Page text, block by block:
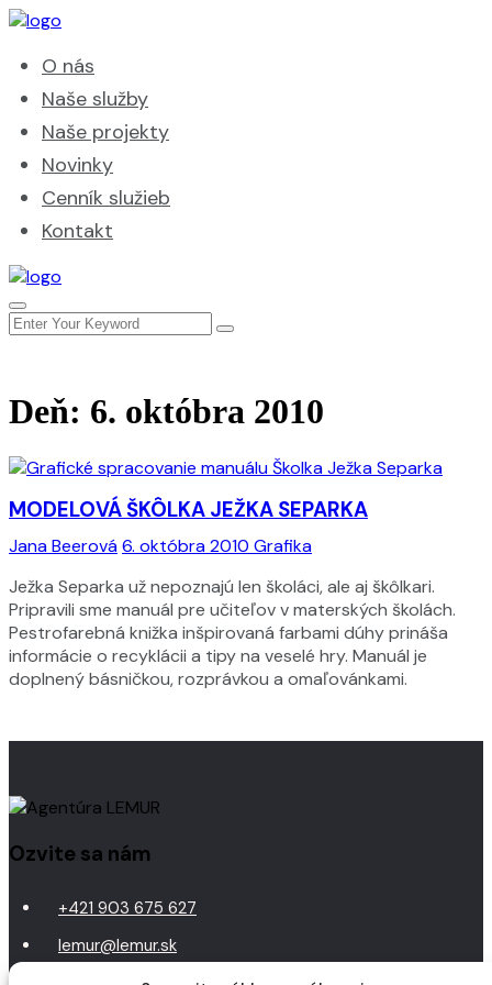
O nás
Naše služby
Naše projekty
Novinky
Cenník služieb
Kontakt
Deň: 6. októbra 2010
Jana Beerová6. októbra 2010 Grafika
MODELOVÁ ŠKÔLKA JEŽKA SEPARKA
Ježka Separka už nepoznajú len školáci, ale aj škôlkari.
Pripravili sme manuál pre učiteľov v materských školách.
Pestrofarebná knižka inšpirovaná farbami dúhy prináša
informácie o recyklácii a tipy na veselé hry. Manuál je
doplnený básničkou, rozprávkou a omaľovánkami.
Ozvite sa nám
+421 903 675 627
lemur@lemur.sk